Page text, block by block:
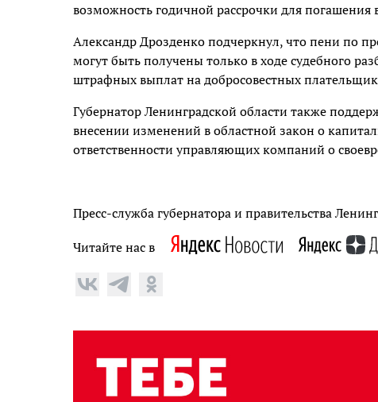
возможность годичной рассрочки для
Александр Дрозденко подчеркнул, что пени по
могут быть получены только в ходе судебного
штрафных выплат на добросовестных
Губернатор Ленинградской области также
внесении изменений в областной закон о
ответственности управляющих компаний о
Пресс-служба губернатора и правительства
Читайте нас в